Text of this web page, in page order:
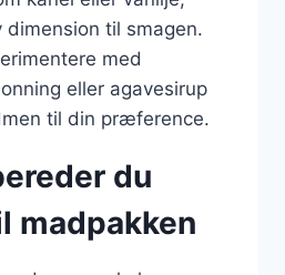
dimension til smagen.
med
eller agavesirup
til din præference.
du
madpakken